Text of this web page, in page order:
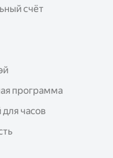
счёт
программа
часов